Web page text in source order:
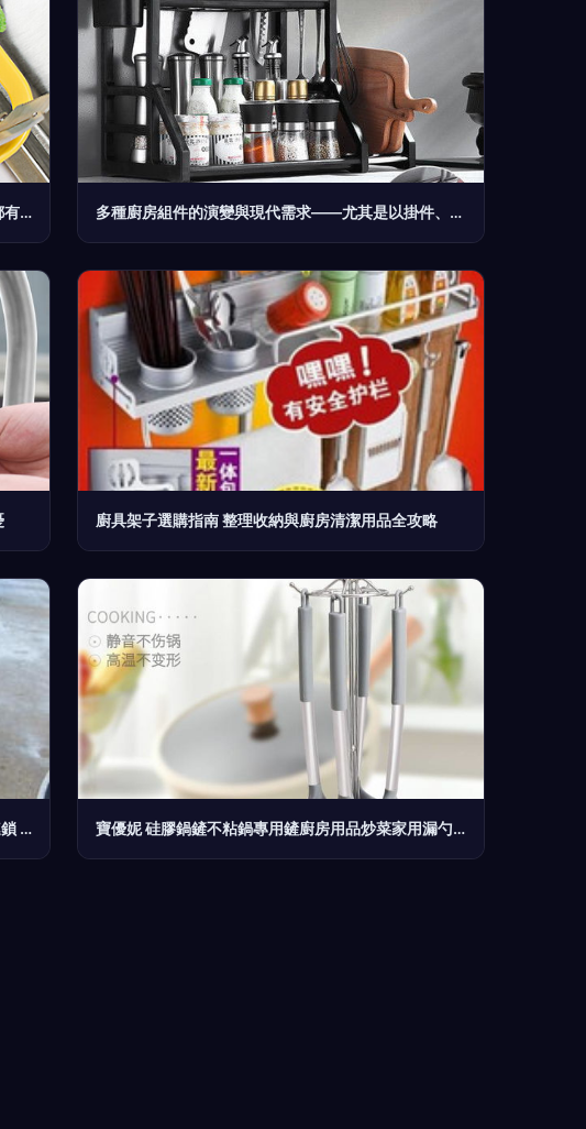
廚房煥新秘籍 納川分隔瀝水收納盒，讓每件餐具都有序安放 多種廚房組件的演變與現代需求——尤其是以掛件、龍頭和手環為止的工具提升與架設想
廚具架子選購指南 整理收納與廚房清潔用品全攻略
嘉興秀洲區潔靈不銹鋼器械設備廠廚房用品加盟連鎖 攜手全球加盟網jiameng.com，共享萬億級市場紅利 寶優妮 硅膠鍋鏟不粘鍋專用鏟廚房用品炒菜家用漏勺煎鏟喝湯勺套裝